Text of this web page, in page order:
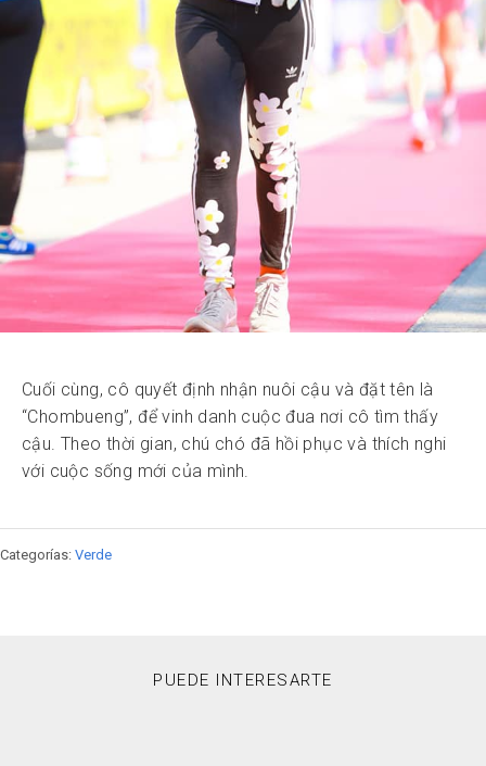
Cuối cùng, cô quyết định nhận nuôi cậu và đặt tên là
“Chombueng”, để vinh danh cuộc đua nơi cô tìm thấy
cậu. Theo thời gian, chú chó đã hồi phục và thích nghi
với cuộc sống mới của mình.
Categorías: Verde
PUEDE INTERESARTE